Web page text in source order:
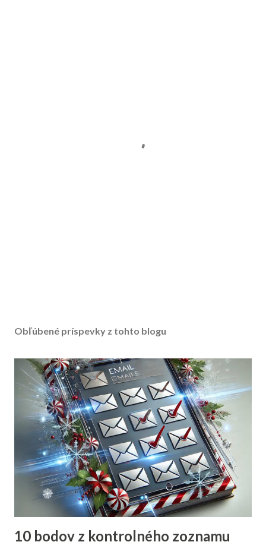
Obľúbené príspevky z tohto blogu
10 bodov z kontrolného zoznamu